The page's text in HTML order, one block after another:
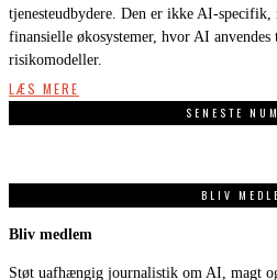
tjenesteudbydere. Den er ikke AI-
finansielle økosystemer, hvor AI
risikomodeller.
LÆS MERE
SENESTE
BLIV
Bliv medlem
Støt uafhængig journalistik om AI, magt